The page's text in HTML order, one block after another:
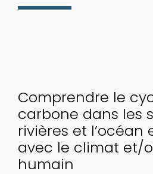
Comprendre le
carbone dans les
rivières et l’océan
avec le climat et/
humain